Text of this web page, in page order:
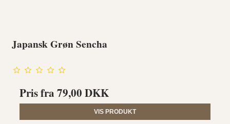
Japansk Grøn Sencha
Pris fra79,00 DKK
VIS PRODUKT